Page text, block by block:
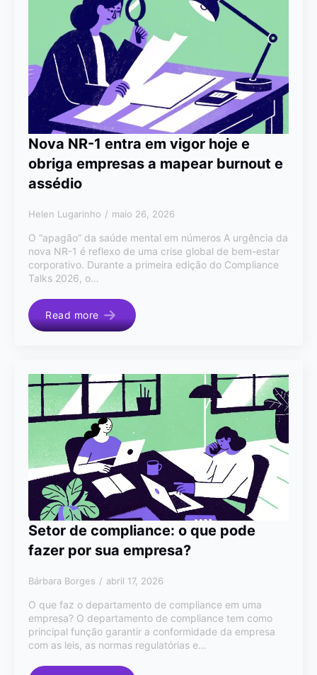
Nova NR-1 entra em vigor hoje e
obriga empresas a mapear burnout e
assédio
Helen Lugarinho maio 26, 2026
O “apagão” da saúde mental em números A urgência da
nova NR-1 é reflexo de uma crise global de bem-estar
corporativo. Durante a primeira edição do Compliance
Talks 2026, o…
Read more
Setor de compliance: o que pode
fazer por sua empresa?
Bárbara Borges abril 17, 2026
O que faz o departamento de compliance em uma
empresa? O departamento de compliance tem como
principal função garantir a conformidade da empresa
com as leis, as normas regulatórias e…